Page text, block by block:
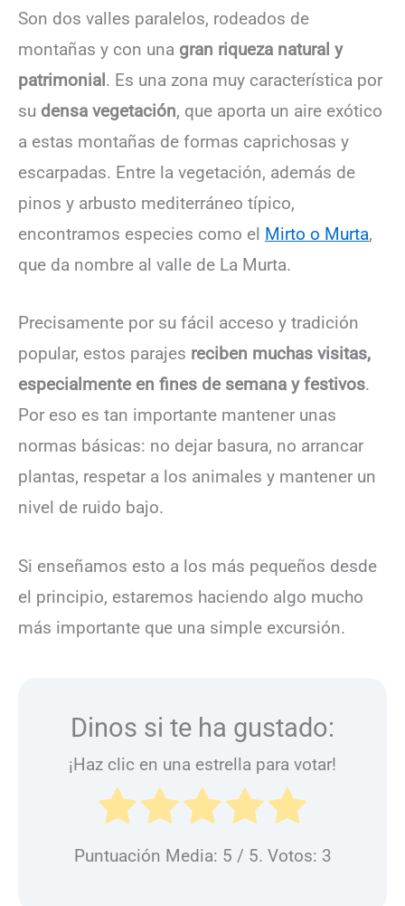
Son dos valles paralelos, rodeados de
montañas y con una gran riqueza natural y
patrimonial. Es una zona muy característica por
su densa vegetación, que aporta un aire exótico
a estas montañas de formas caprichosas y
escarpadas. Entre la vegetación, además de
pinos y arbusto mediterráneo típico,
encontramos especies como el Mirto o Murta,
que da nombre al valle de La Murta.
Precisamente por su fácil acceso y tradición
popular, estos parajes reciben muchas visitas,
especialmente en fines de semana y festivos.
Por eso es tan importante mantener unas
normas básicas: no dejar basura, no arrancar
plantas, respetar a los animales y mantener un
nivel de ruido bajo.
Si enseñamos esto a los más pequeños desde
el principio, estaremos haciendo algo mucho
más importante que una simple excursión.
Dinos si te ha gustado:
¡Haz clic en una estrella para votar!
Puntuación Media: 5 / 5. Votos: 3